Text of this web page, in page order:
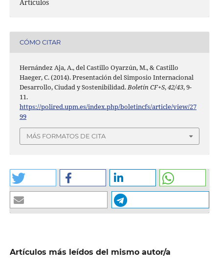
Artículos
CÓMO CITAR
Hernández Aja, A., del Castillo Oyarzún, M., & Castillo
Haeger, C. (2014). Presentación del Simposio Internacional
Desarrollo, Ciudad y Sostenibilidad.Boletín CF+S,42/43, 9-
11.
https://polired.upm.es/index.php/boletincfs/article/view/27
99
MÁS FORMATOS DE CITA
Artículos más leídos del mismo autor/a